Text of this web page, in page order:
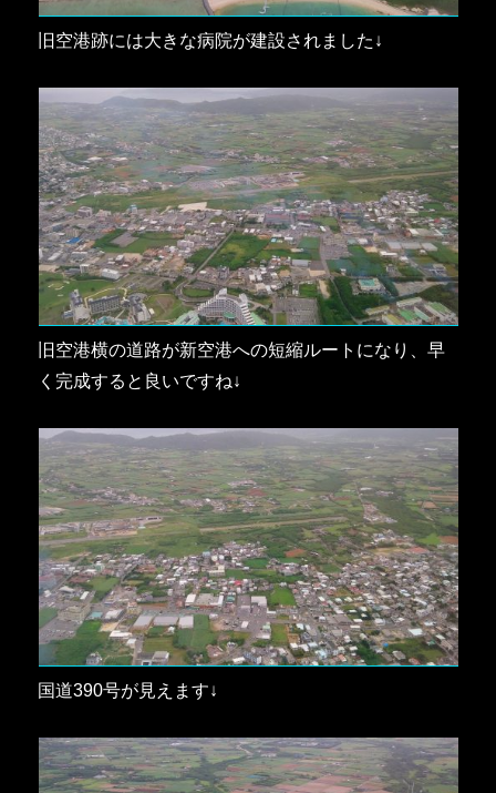
旧空港跡には大きな病院が建設されました↓
旧空港横の道路が新空港への短縮ルートになり、早
く完成すると良いですね↓
国道390号が見えます↓